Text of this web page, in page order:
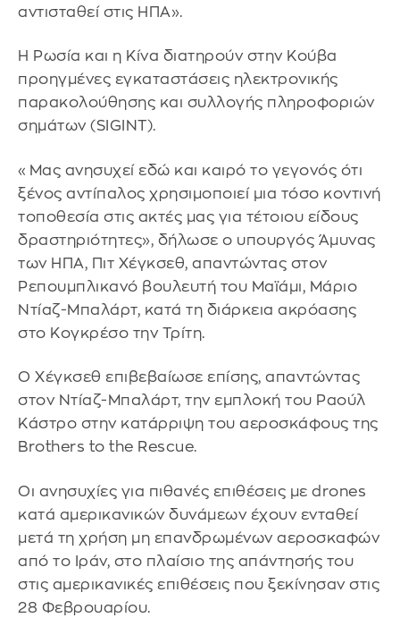
αντισταθεί στις ΗΠΑ».
Η Ρωσία και η Κίνα διατηρούν στην Κούβα
προηγμένες εγκαταστάσεις ηλεκτρονικής
παρακολούθησης και συλλογής πληροφοριών
σημάτων (SIGINT).
«Μας ανησυχεί εδώ και καιρό το γεγονός ότι
ξένος αντίπαλος χρησιμοποιεί μια τόσο κοντινή
τοποθεσία στις ακτές μας για τέτοιου είδους
δραστηριότητες», δήλωσε ο υπουργός Άμυνας
των ΗΠΑ, Πιτ Χέγκσεθ, απαντώντας στον
Ρεπουμπλικανό βουλευτή του Μαϊάμι, Μάριο
Ντίαζ-Μπαλάρτ, κατά τη διάρκεια ακρόασης
στο Κογκρέσο την Τρίτη.
Ο Χέγκσεθ επιβεβαίωσε επίσης, απαντώντας
στον Ντίαζ-Μπαλάρτ, την εμπλοκή του Ραούλ
Κάστρο στην κατάρριψη του αεροσκάφους της
Brothers to the Rescue.
Οι ανησυχίες για πιθανές επιθέσεις με drones
κατά αμερικανικών δυνάμεων έχουν ενταθεί
μετά τη χρήση μη επανδρωμένων αεροσκαφών
από το Ιράν, στο πλαίσιο της απάντησής του
στις αμερικανικές επιθέσεις που ξεκίνησαν στις
28 Φεβρουαρίου.